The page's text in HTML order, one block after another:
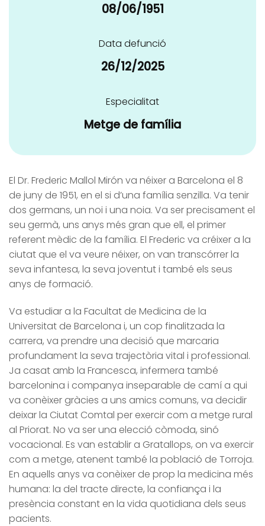
08/06/1951
Data defunció
26/12/2025
Especialitat
Metge de família
El Dr. Frederic Mallol Mirón va néixer a Barcelona el 8
de juny de 1951, en el si d’una família senzilla. Va tenir
dos germans, un noi i una noia. Va ser precisament el
seu germà, uns anys més gran que ell, el primer
referent mèdic de la família. El Frederic va créixer a la
ciutat que el va veure néixer, on van transcórrer la
seva infantesa, la seva joventut i també els seus
anys de formació.
Va estudiar a la Facultat de Medicina de la
Universitat de Barcelona i, un cop finalitzada la
carrera, va prendre una decisió que marcaria
profundament la seva trajectòria vital i professional.
Ja casat amb la Francesca, infermera també
barcelonina i companya inseparable de camí a qui
va conèixer gràcies a uns amics comuns, va decidir
deixar la Ciutat Comtal per exercir com a metge rural
al Priorat. No va ser una elecció còmoda, sinó
vocacional. Es van establir a Gratallops, on va exercir
com a metge, atenent també la població de Torroja.
En aquells anys va conèixer de prop la medicina més
humana: la del tracte directe, la confiança i la
presència constant en la vida quotidiana dels seus
pacients.